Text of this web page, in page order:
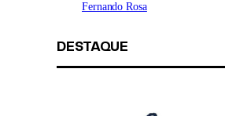
Fernando Rosa
DESTAQUE